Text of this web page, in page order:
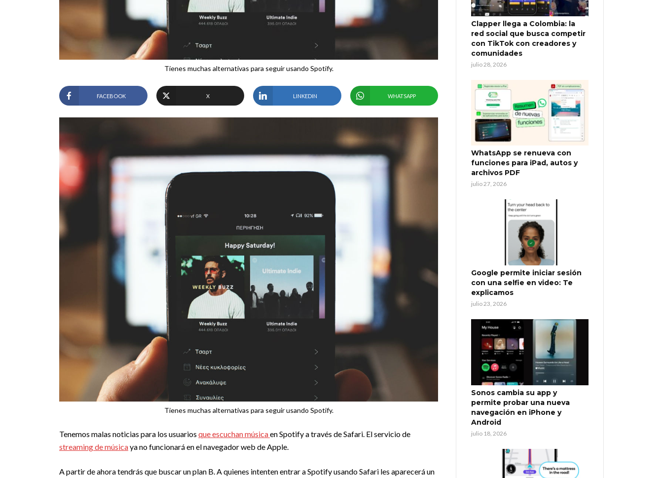
Tienes muchas alternativas para seguir usando Spotify.
FACEBOOK X LINKEDIN WHATSAPP
Tienes muchas alternativas para seguir usando Spotify.
Tenemos malas noticias para los usuarios que escuchan músicaen Spotify a través de Safari. El servicio de
streaming de músicaya no funcionará en el navegador web de Apple.
A partir de ahora tendrás que buscar un plan B. A quienes intenten entrar a Spotify usando Safari les aparecerá un
Clapper llega a Colombia: la
red social que busca competir
con TikTok con creadores y
comunidades
julio 28, 2026
WhatsApp se renueva con
funciones para iPad, autos y
archivos PDF
julio 27, 2026
Google permite iniciar sesión
con una selfie en video: Te
explicamos
julio 23, 2026
Sonos cambia su app y
permite probar una nueva
navegación en iPhone y
Android
julio 18, 2026